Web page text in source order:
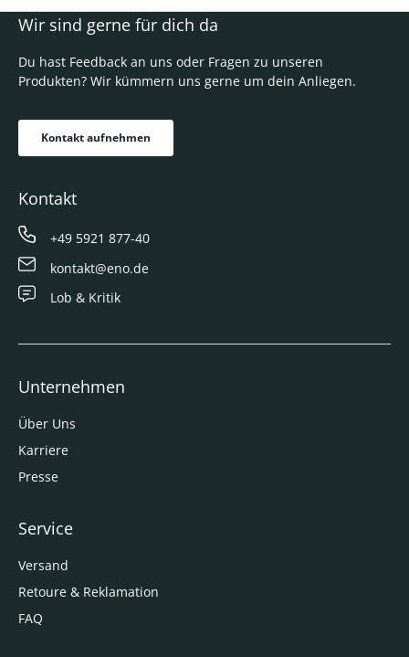
Wir sind gerne für dich da
Du hast Feedback an uns oder Fragen zu unseren
Produkten? Wir kümmern uns gerne um dein Anliegen.
Kontakt aufnehmen
Kontakt
+49 5921 877-40
kontakt@eno.de
Lob & Kritik
Unternehmen
Über Uns
Karriere
Presse
Service
Versand
Retoure & Reklamation
FAQ